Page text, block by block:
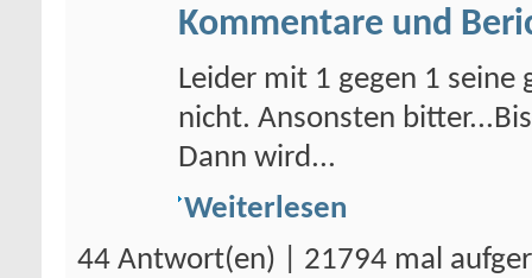
Kommentare und
Leider mit 1 gegen 1 seine
nicht. Ansonsten
Dann wird...
Weiterlesen
44 Antwort(en) | 21794 mal